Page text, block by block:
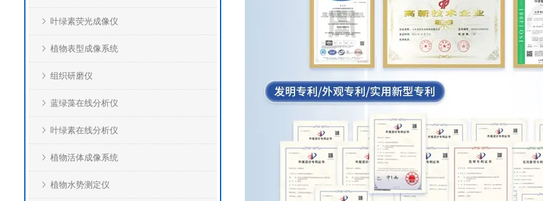
叶绿素荧光成像仪
植物表型成像系统
组织研磨仪
蓝绿藻在线分析仪
叶绿素在线分析仪
植物活体成像系统
植物水势测定仪